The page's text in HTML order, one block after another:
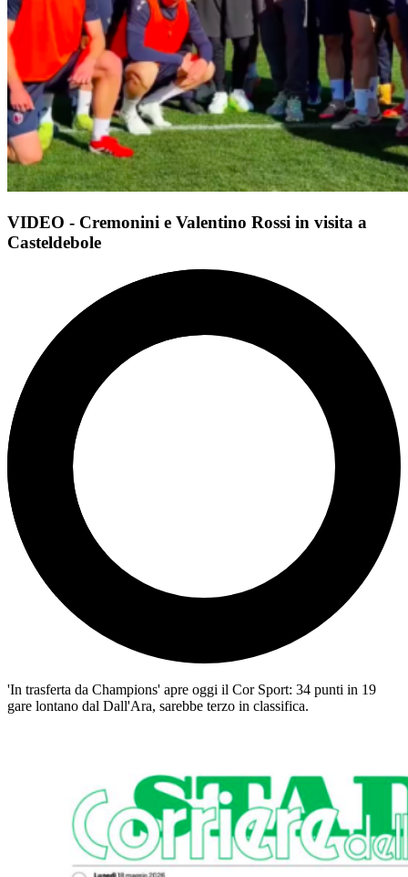
VIDEO - Cremonini e Valentino Rossi in visita a
Casteldebole
'In trasferta da Champions' apre oggi il Cor Sport: 34 punti in 19
gare lontano dal Dall'Ara, sarebbe terzo in classifica.